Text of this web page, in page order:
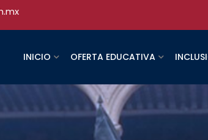
INICIO OFERTA EDUCATIVA